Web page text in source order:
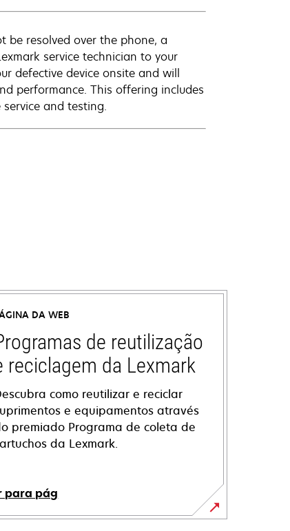
be resolved over the phone, a
service technician to your
defective device onsite and will
performance. This offering includes
and testing.
DA WEB
de reutilização
reciclagem da Lexmark
como reutilizar e reciclar
e equipamentos através
premiado Programa de coleta de
da Lexmark.
para pág